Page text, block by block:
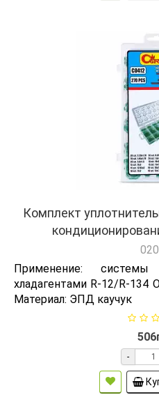
Комплект
Применение: системы
хладагентами R-12/R-134
Материал: ЭПД каучук
-